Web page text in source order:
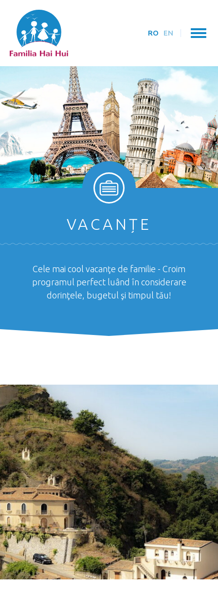
RO EN
VACANȚE
Cele mai cool vacanţe de familie - Croim
programul perfect luând în considerare
dorinţele, bugetul şi timpul tău!